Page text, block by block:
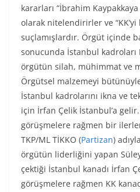
kararları “İbrahim
olarak nitelendirirler ve
suçlamışlardır. Örgüt içinde
sonucunda İstanbul kadroları
örgütün silah, mühimmat ve
Örgütsel malzemeyi
İstanbul kadrolarını ikna ve
için İrfan Çelik İstanbul’a
görüşmelere rağmen bir
TKP/ML TİKKO (Partizan)
örgütün liderliğini yapan
çektiği İstanbul kanadı İrfan
görüşmelere rağmen KK